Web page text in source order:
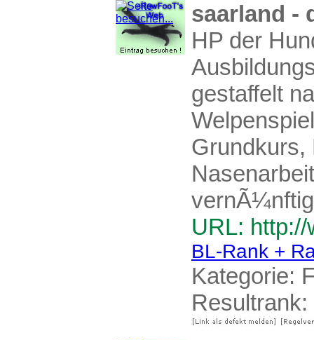
saarland -
HP der
gestaffelt
Grundkurs,
URL:
BL-Rank +
Kategorie:
Resultrank: